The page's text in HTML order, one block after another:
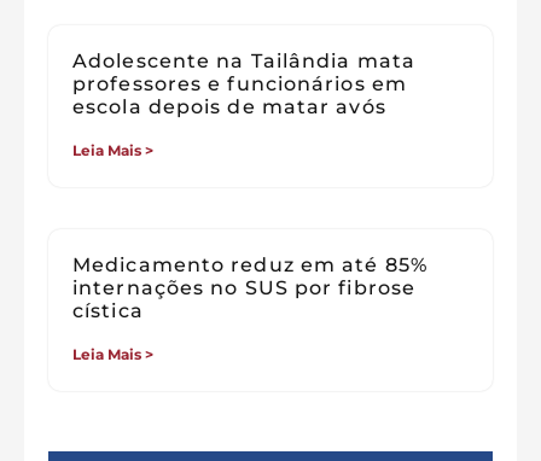
Adolescente na Tailândia mata
professores e funcionários em
escola depois de matar avós
Leia Mais >
Medicamento reduz em até 85%
internações no SUS por fibrose
cística
Leia Mais >